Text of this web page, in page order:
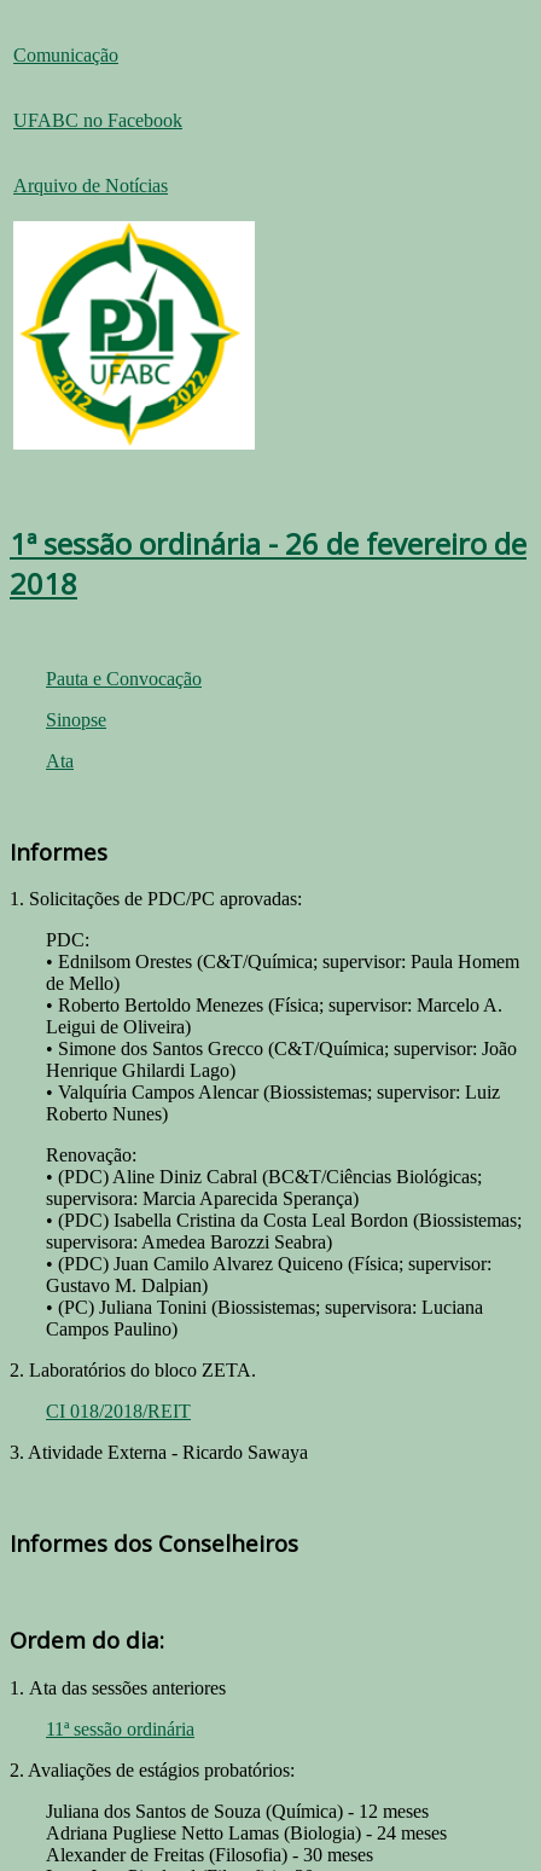
Comunicação
UFABC no Facebook
Arquivo de Notícias
1ª sessão ordinária - 26 de fevereiro de
2018
Pauta e Convocação
Sinopse
Ata
Informes
1. Solicitações de PDC/PC aprovadas:
PDC:
• Ednilsom Orestes (C&T/Química; supervisor: Paula Homem
de Mello)
• Roberto Bertoldo Menezes (Física; supervisor: Marcelo A.
Leigui de Oliveira)
• Simone dos Santos Grecco (C&T/Química; supervisor: João
Henrique Ghilardi Lago)
• Valquíria Campos Alencar (Biossistemas; supervisor: Luiz
Roberto Nunes)
Renovação:
• (PDC) Aline Diniz Cabral (BC&T/Ciências Biológicas;
supervisora: Marcia Aparecida Sperança)
• (PDC) Isabella Cristina da Costa Leal Bordon (Biossistemas;
supervisora: Amedea Barozzi Seabra)
• (PDC) Juan Camilo Alvarez Quiceno (Física; supervisor:
Gustavo M. Dalpian)
• (PC) Juliana Tonini (Biossistemas; supervisora: Luciana
Campos Paulino)
2. Laboratórios do bloco ZETA.
CI 018/2018/REIT
3. Atividade Externa - Ricardo Sawaya
Informes dos Conselheiros
Ordem do dia:
1. Ata das sessões anteriores
11ª sessão ordinária
2. Avaliações de estágios probatórios:
Juliana dos Santos de Souza (Química) - 12 meses
Adriana Pugliese Netto Lamas (Biologia) - 24 meses
Alexander de Freitas (Filosofia) - 30 meses